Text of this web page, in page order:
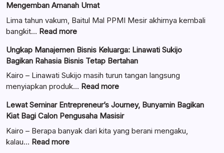
Mengemban Amanah Umat
Lima tahun vakum, Baitul Mal PPMI Mesir akhirnya kembali
bangkit… Read more:
Baitul
Mal
Resmi
Dilantik:
Komitmen
Mengemban
Amanah
Ungkap Manajemen Bisnis Keluarga: Linawati Sukijo
Bagikan Rahasia Bisnis Tetap Bertahan
Kairo – Linawati Sukijo masih turun tangan langsung
menyiapkan produk… Read more:
Manajemen
Bisnis
Keluarga:
Lewat Seminar Entrepreneur’s Journey, Bunyamin Bagikan
Kiat Bagi Calon Pengusaha Masisir
Kairo – Berapa banyak dari kita yang berani mengaku,
kalau… Read more: